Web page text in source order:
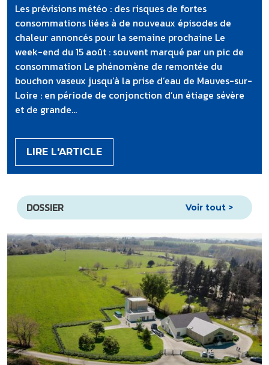
Les prévisions météo : des risques de fortes
consommations liées à de nouveaux épisodes de
chaleur annoncés pour la semaine prochaine Le
week-end du 15 août : souvent marqué par un pic de
consommation Le phénomène de remontée du
bouchon vaseux jusqu’à la prise d’eau de Mauves-sur-
Loire : en période de conjonction d’un étiage sévère
et de grande...
LIRE L'ARTICLE
DOSSIER Voir tout >